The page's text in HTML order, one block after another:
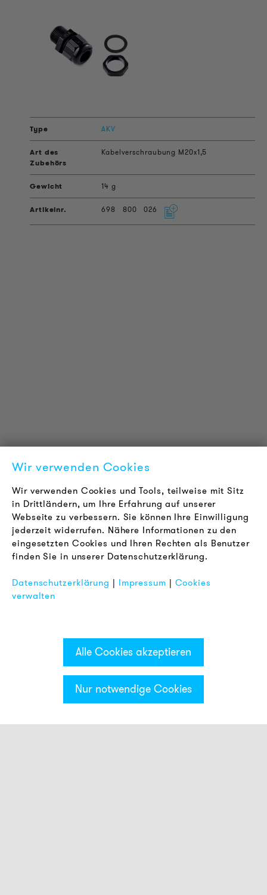
Kategorien & Filter
AKV
Kabelverschraubung M20x1,5
14 g
698 800 026
Karriere
Newsletter
RECHTLICHES
AGB
Datenschutz
FAQ
Wir verwenden Cookies
Wir verwenden Cookies und Tools, teilweise mit Sitz
in Drittländern, um Ihre Erfahrung auf unserer
Webseite zu verbessern. Sie können Ihre Einwilligung
jederzeit widerrufen. Nähere Informationen zu den
eingesetzten Cookies und Ihren Rechten als Benutzer
finden Sie in unserer Datenschutzerklärung.
Datenschutzerklärung | Impressum | Cookies
verwalten
Alle Cookies akzeptieren
Nur notwendige Cookies